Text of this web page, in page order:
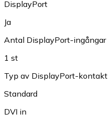
DisplayPort
Ja
Antal DisplayPort-ingångar
1 st
Typ av DisplayPort-kontakt
Standard
DVI in